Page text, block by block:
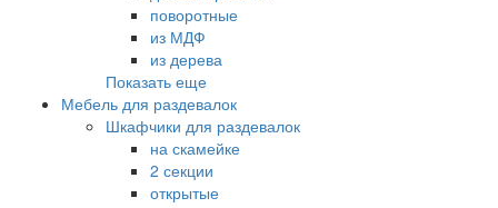
поворотные
из МДФ
из дерева
Показать еще
Мебель для раздевалок
Шкафчики для раздевалок
на скамейке
2 секции
открытые